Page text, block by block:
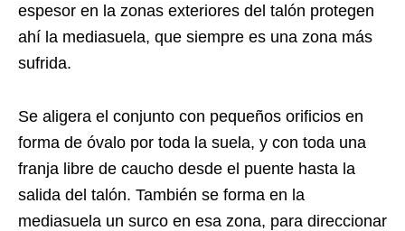
espesor en la zonas exteriores del talón protegen
ahí la mediasuela, que siempre es una zona más
sufrida.
Se aligera el conjunto con pequeños orificios en
forma de óvalo por toda la suela, y con toda una
franja libre de caucho desde el puente hasta la
salida del talón. También se forma en la
mediasuela un surco en esa zona, para direccionar